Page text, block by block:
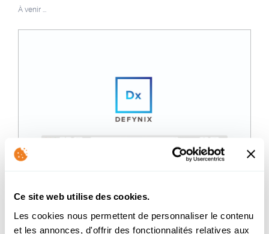
Ce site web utilise des cookies.
Les cookies nous permettent de personnaliser le contenu
et les annonces, d'offrir des fonctionnalités relatives aux
À venir ...